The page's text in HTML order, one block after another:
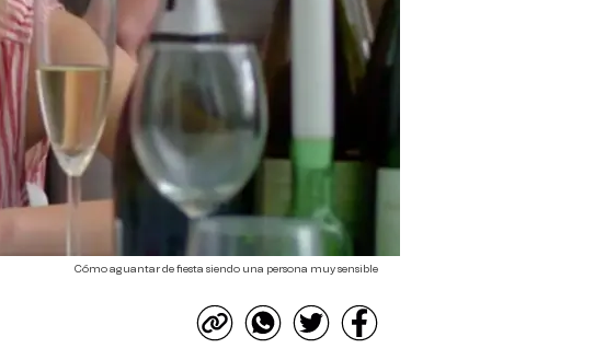
Cómo aguantar de fiesta siendo una persona muy sensible